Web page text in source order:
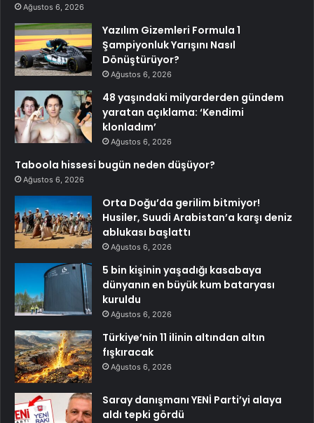
Ağustos 6, 2026
Yazılım Gizemleri Formula 1
Şampiyonluk Yarışını Nasıl
Dönüştürüyor?
Ağustos 6, 2026
48 yaşındaki milyarderden gündem
yaratan açıklama: ‘Kendimi
klonladım’
Ağustos 6, 2026
Taboola hissesi bugün neden düşüyor?
Ağustos 6, 2026
Orta Doğu’da gerilim bitmiyor!
Husiler, Suudi Arabistan’a karşı deniz
ablukası başlattı
Ağustos 6, 2026
5 bin kişinin yaşadığı kasabaya
dünyanın en büyük kum bataryası
kuruldu
Ağustos 6, 2026
Türkiye’nin 11 ilinin altından altın
fışkıracak
Ağustos 6, 2026
Saray danışmanı YENİ Parti’yi alaya
aldı tepki gördü